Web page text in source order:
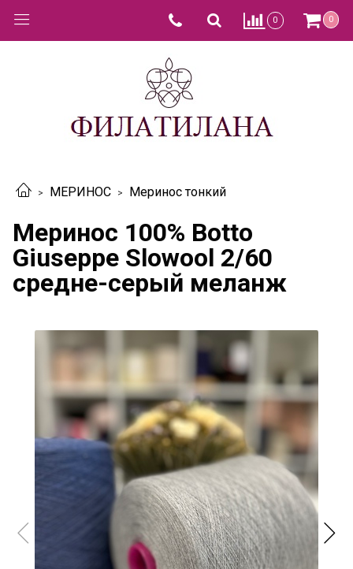
0 0
МЕРИНОС Меринос тонкий
Меринос 100% Botto
Giuseppe Slowool 2/60
cредне-серый меланж